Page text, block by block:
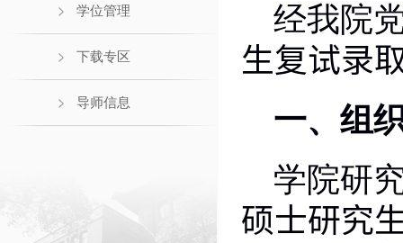
学位管理
下载专区
导师信息
经我院
生复试录
一、组
学院研
硕士研究